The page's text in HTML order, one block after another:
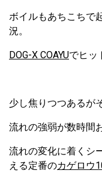
ボイルもあちこちで
況。
DOG-X COAYUでヒッ
少し焦りつつあるが
流れの強弱が数時間
流れの変化に着くシ
える定番のカゲロウ